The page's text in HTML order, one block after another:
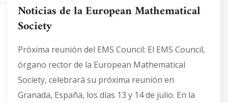
Noticias de la European Mathematical
Society
Próxima reunión del EMS Council: El EMS Council,
órgano rector de la European Mathematical
Society, celebrará su próxima reunión en
Granada, España, los días 13 y 14 de julio. En la